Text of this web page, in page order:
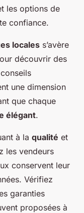
les options de
confiance.
locales s’avère
découvrir des
une dimension
que chaque
élégant.
à la qualité et
les vendeurs
conservent leur
Vérifiez
garanties
proposées à